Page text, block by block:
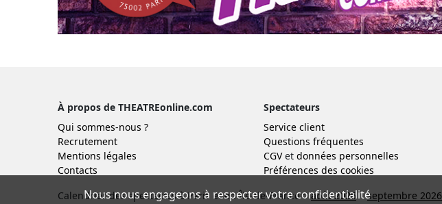
À propos de THEATREonline.com
Qui sommes-nous ?
Recrutement
Mentions légales
Contacts
Spectateurs
Service client
Questions fréquentes
CGVet données personnelles
Préférences des cookies
Calendrier des spectacles à Paris et en Île-de-France : août 2026 septembre 2026
Nous nous engageons à respecter votre confidentialité